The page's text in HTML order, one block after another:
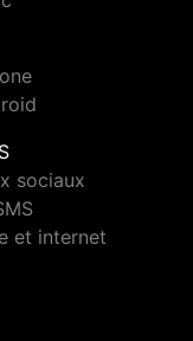
sociaux
et internet